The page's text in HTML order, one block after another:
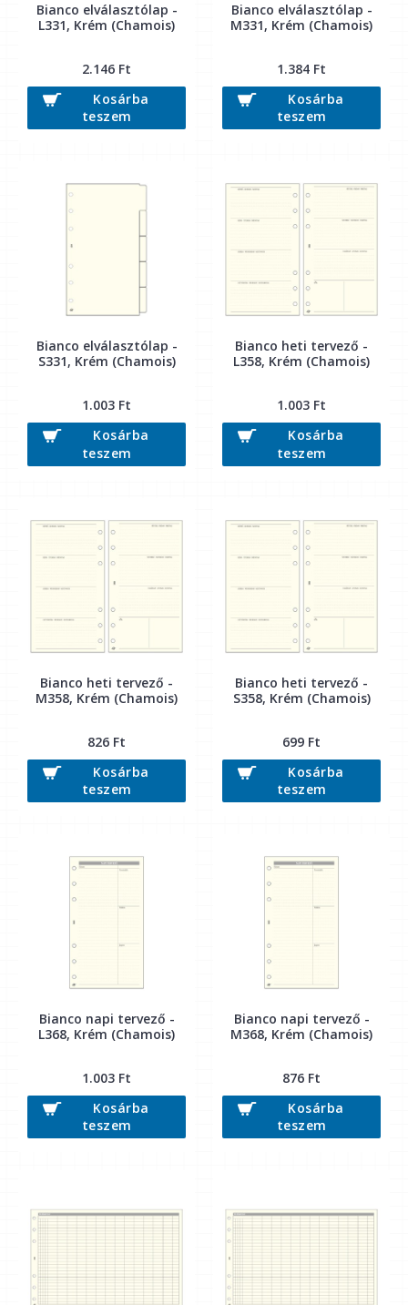
Bianco elválasztólap -
L331, Krém (Chamois)
2.146 Ft
Kosárba
teszem
Bianco elválasztólap -
M331, Krém (Chamois)
1.384 Ft
Kosárba
teszem
Bianco elválasztólap -
S331, Krém (Chamois)
1.003 Ft
Kosárba
teszem
Bianco heti tervező -
L358, Krém (Chamois)
1.003 Ft
Kosárba
teszem
Bianco heti tervező -
M358, Krém (Chamois)
826 Ft
Kosárba
teszem
Bianco heti tervező -
S358, Krém (Chamois)
699 Ft
Kosárba
teszem
Bianco napi tervező -
L368, Krém (Chamois)
1.003 Ft
Kosárba
teszem
Bianco napi tervező -
M368, Krém (Chamois)
876 Ft
Kosárba
teszem